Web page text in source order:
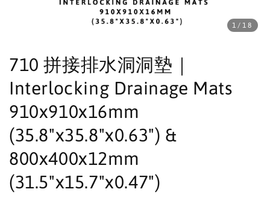
1 /18
710 拼接排水洞洞墊｜
Interlocking Drainage Mats
910x910x16mm
(35.8"x35.8"x0.63") &
800x400x12mm
(31.5"x15.7"x0.47")